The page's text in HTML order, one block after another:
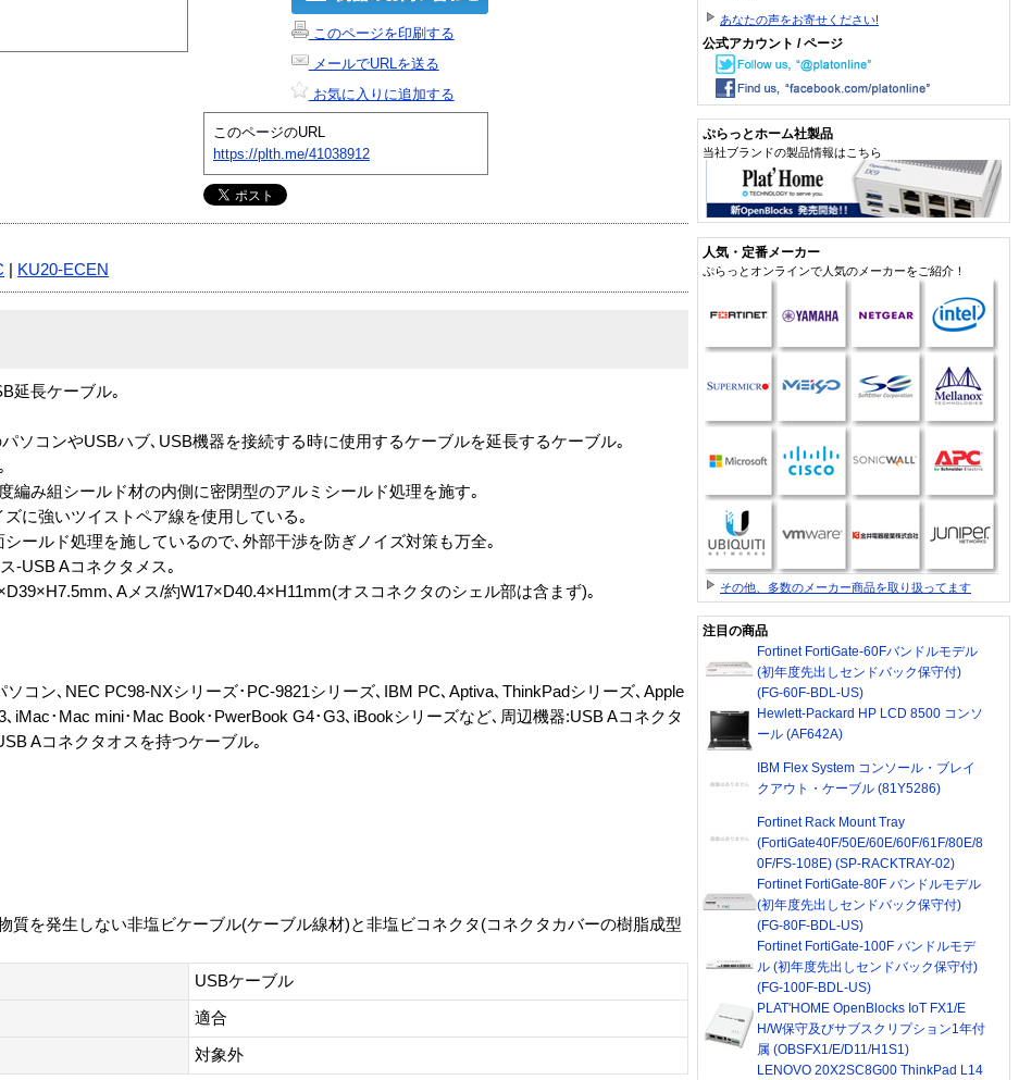
このページを印刷する
メールでURLを送る
お気に入りに追加する
このページのURL
https://plth.me/41038912
KU20-ECEN
延長ケーブル｡
ソコンやUSBハブ､USB機器を接続する時に使用するケーブルを延長するケーブル｡
編み組シールド材の内側に密閉型のアルミシールド処理を施す｡
に強いツイストペア線を使用している｡
ールド処理を施しているので､外部干渉を防ぎノイズ対策も万全｡
-USB Aコネクタメス｡
､Aメス/約W17×D40.4×H11mm(オスコネクタのシェル部は含まず)｡
コン､NEC PC98-NXシリーズ･PC-9821シリーズ､IBM PC､Aptiva､ThinkPadシリーズ､Apple
iMac･Mac mini･Mac Book･PwerBook G4･G3､iBookシリーズなど､周辺機器:USB Aコネクタ
Aコネクタオスを持つケーブル｡
質を発生しない非塩ビケーブル(ケーブル線材)と非塩ビコネクタ(コネクタカバーの樹脂成型
USBケーブル
適合
対象外
あなたの声をお寄せください!
公式アカウント / ページ
ぷらっとホーム社製品
当社ブランドの製品情報はこちら
人気・定番メーカー
ぷらっとオンラインで人気のメーカーをご紹介！
その他、多数のメーカー商品を取り扱ってます
注目の商品
Fortinet FortiGate-60Fバンドルモデル
(初年度先出しセンドバック保守付)
(FG-60F-BDL-US)
Hewlett-Packard HP LCD 8500 コンソ
ール (AF642A)
IBM Flex System コンソール・ブレイ
クアウト・ケーブル (81Y5286)
Fortinet Rack Mount Tray
(FortiGate40F/50E/60E/60F/61F/80E/8
0F/FS-108E) (SP-RACKTRAY-02)
Fortinet FortiGate-80F バンドルモデル
(初年度先出しセンドバック保守付)
(FG-80F-BDL-US)
Fortinet FortiGate-100F バンドルモデ
ル (初年度先出しセンドバック保守付)
(FG-100F-BDL-US)
PLAT'HOME OpenBlocks IoT FX1/E
H/W保守及びサブスクリプション1年付
属 (OBSFX1/E/D11/H1S1)
LENOVO 20X2SC8G00 ThinkPad L14